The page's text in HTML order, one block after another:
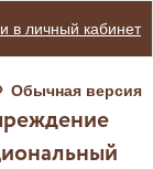
в личный кабинет
Обычная версия